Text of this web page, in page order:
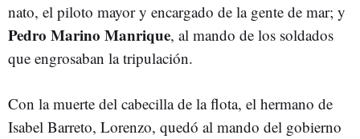
nato, el piloto mayor y encargado de la gente de mar; y
Pedro Marino Manrique, al mando de los soldados
que engrosaban la tripulación.
Con la muerte del cabecilla de la flota, el hermano de
Isabel Barreto, Lorenzo, quedó al mando del gobierno